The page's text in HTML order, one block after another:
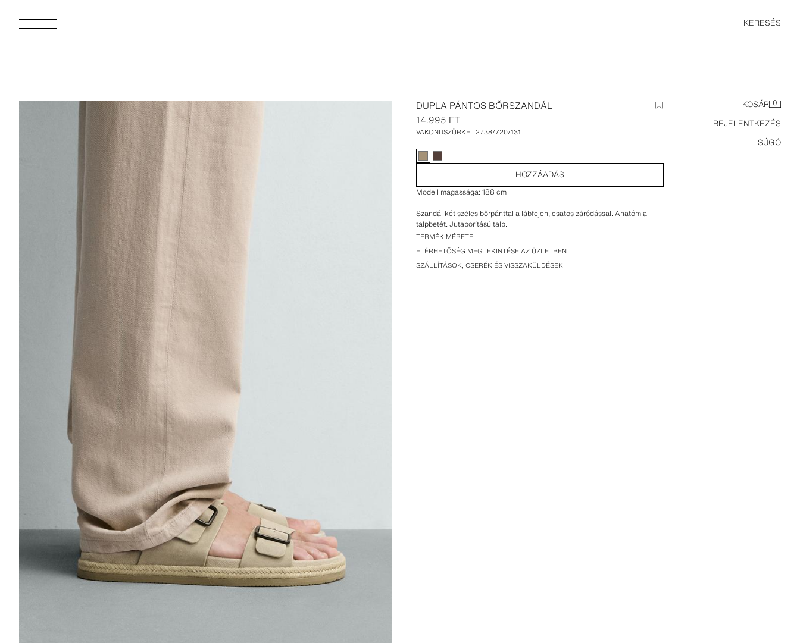
KERESÉS
KOSÁR 0
BEJELENTKEZÉS
SÚGÓ
DUPLA PÁNTOS BŐRSZANDÁL
14.995 FT
VAKONDSZÜRKE 2738/720/131
HOZZÁADÁS
Modell magassága: 188 cm
Szandál két széles bőrpánttal a lábfejen, csatos záródással. Anatómiai
talpbetét. Jutaborítású talp.
TERMÉK MÉRETEI
ELÉRHETŐSÉG MEGTEKINTÉSE AZ ÜZLETBEN
SZÁLLÍTÁSOK, CSERÉK ÉS VISSZAKÜLDÉSEK